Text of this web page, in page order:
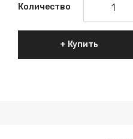
Количество
Купить